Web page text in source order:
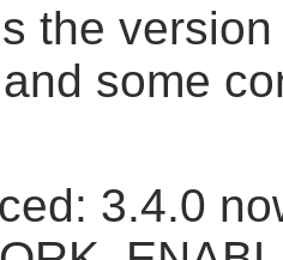
the
some
3.4.0